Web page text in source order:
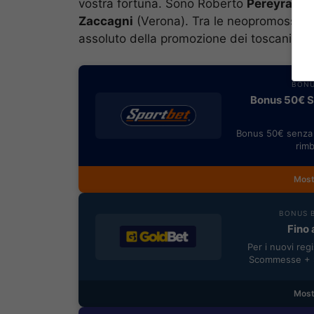
vostra fortuna. Sono Roberto Pereyra
Zaccagni (Verona). Tra le neopromosse
assoluto della promozione dei toscani
Bonus 50€
Bonus 50€
BONUS
Fino
Per i nuovi
Scommesse